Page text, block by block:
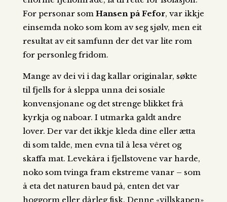
For personar som Hansen på Fefor, var ikkje
einsemda noko som kom av seg sjølv, men eit
resultat av eit samfunn der det var lite rom
for personleg fridom.
Mange av dei vi i dag kallar originalar, søkte
til fjells for å sleppa unna dei sosiale
konvensjonane og det strenge blikket frå
kyrkja og naboar. I utmarka galdt andre
lover. Der var det ikkje kleda dine eller ætta
di som talde, men evna til å lesa vêret og
skaffa mat. Levekåra i fjellstovene var harde,
noko som tvinga fram ekstreme vanar – som
å eta det naturen baud på, enten det var
hoggorm eller dårleg fisk. Denne «villskapen»